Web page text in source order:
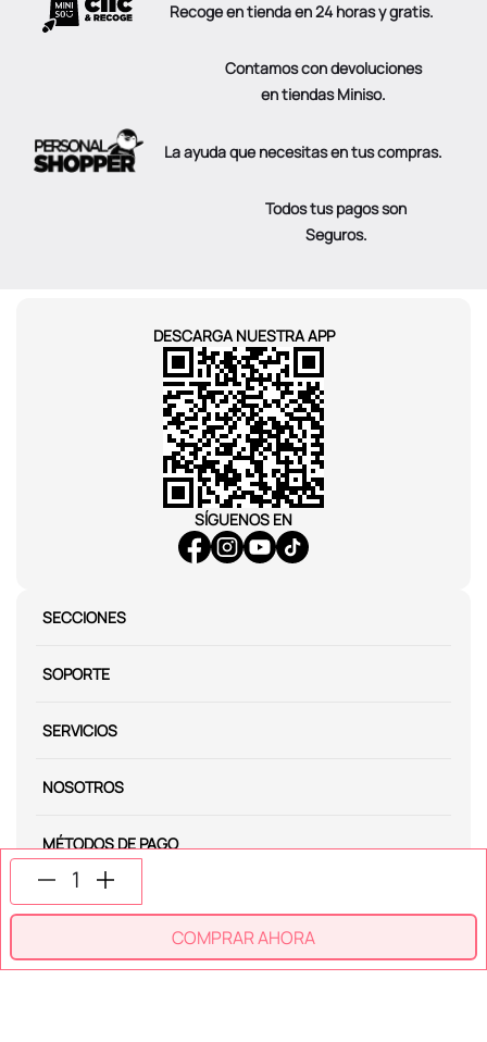
COMPRAR AHORA
Recoge en tienda en 24 horas y gratis.
Contamos con devoluciones
en tiendas Miniso.
La ayuda que necesitas en tus compras.
Todos tus pagos son
Seguros.
DESCARGA NUESTRA APP
SÍGUENOS EN
SECCIONES
SOPORTE
SERVICIOS
NOSOTROS
MÉTODOS DE PAGO
Miniso México. Todos los derechos reservados © 2026
Términos y Condiciones Aviso de Privacidad